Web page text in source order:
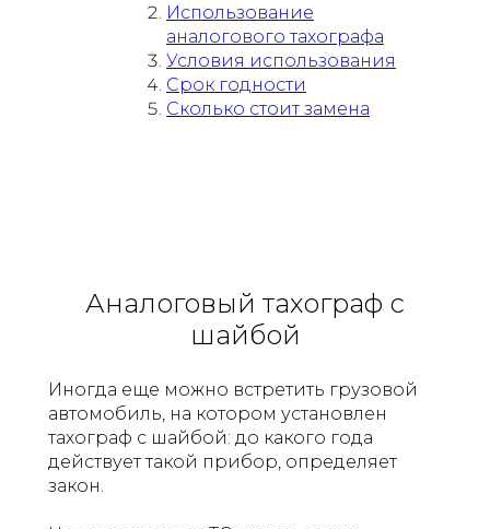
Использование
аналогового тахографа
Условия использования
Срок годности
Сколько стоит замена
Аналоговый тахограф с
шайбой
Иногда еще можно встретить грузовой
автомобиль, на котором установлен
тахограф с шайбой: до какого года
действует такой прибор, определяет
закон.